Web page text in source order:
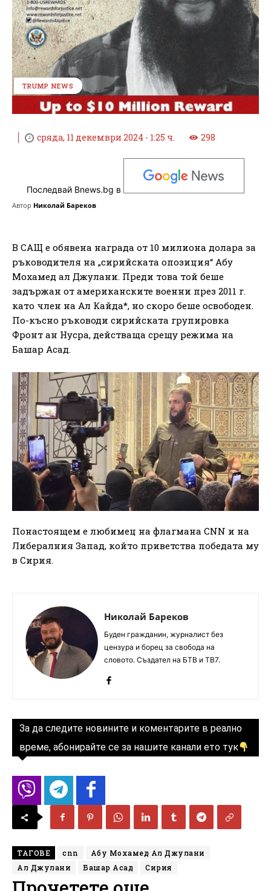
TRUMP NEWS
сряда, 11 декември 2024 - 1:25 ч. 298
Последвай Bnews.bg в
Автор Николай Бареков
В САЩ е обявена награда от 10 милиона долара за
ръководителя на „сирийската опозиция“ Абу
Мохамед ал Джулани. Преди това той беше
задържан от американските военни през 2011 г.
като член на Ал Кайда*, но скоро беше освободен.
По-късно ръководи сирийската групировка
Фронт ан Нусра, действаща срещу режима на
Башар Асад.
Понастоящем е любимец на флагмана CNN и на
Либералния Запад, който приветства победата му
в Сирия.
Николай Бареков
Буден гражданин, журналист без
цензура и борец за свобода на
словото. Създател на БТВ и ТВ7.
За да следите новините и коментарите в реално
време, абонирайте се за нашите канали ето тук
ТАГОВЕ cnn
Абу Мохамед Ал Джулани
Ал Джулани
Башар Асад Сирия